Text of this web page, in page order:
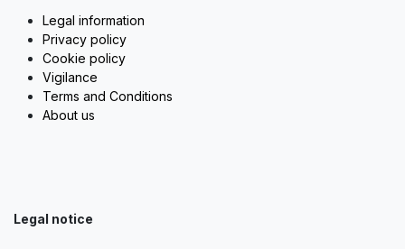
Legal information
Privacy policy
Cookie policy
Vigilance
Terms and Conditions
About us
Legal notice